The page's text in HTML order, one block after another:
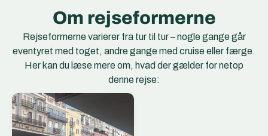
Om rejseformerne
Rejseformerne varierer fra tur til tur – nogle gange går
eventyret med toget, andre gange med cruise eller færge.
Her kan du læse mere om, hvad der gælder for netop
denne rejse: